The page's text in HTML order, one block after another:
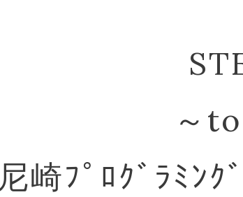
～
尼崎ﾌﾟﾛｸﾞﾗﾐﾝｸ